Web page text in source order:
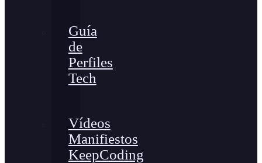
Guía
de
Perfiles
Tech
Vídeos
Manifiestos
KeepCoding